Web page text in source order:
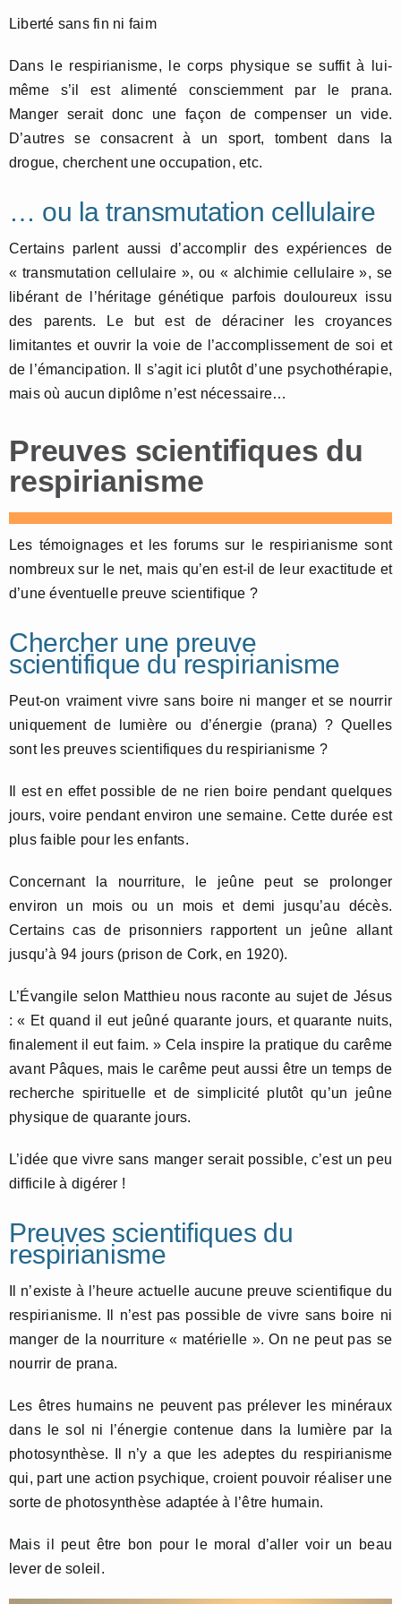
Liberté sans fin ni faim
Dans le respirianisme, le corps physique se suffit à lui-
même s’il est alimenté consciemment par le prana.
Manger serait donc une façon de compenser un vide.
D’autres se consacrent à un sport, tombent dans la
drogue, cherchent une occupation, etc.
… ou la transmutation cellulaire
Certains parlent aussi d’accomplir des expériences de
« transmutation cellulaire », ou « alchimie cellulaire », se
libérant de l’héritage génétique parfois douloureux issu
des parents. Le but est de déraciner les croyances
limitantes et ouvrir la voie de l’accomplissement de soi et
de l’émancipation. Il s’agit ici plutôt d’une psychothérapie,
mais où aucun diplôme n’est nécessaire…
Preuves scientifiques du
respirianisme
Les témoignages et les forums sur le respirianisme sont
nombreux sur le net, mais qu’en est-il de leur exactitude et
d’une éventuelle preuve scientifique ?
Chercher une preuve
scientifique du respirianisme
Peut-on vraiment vivre sans boire ni manger et se nourrir
uniquement de lumière ou d’énergie (prana) ? Quelles
sont les preuves scientifiques du respirianisme ?
Il est en effet possible de ne rien boire pendant quelques
jours, voire pendant environ une semaine. Cette durée est
plus faible pour les enfants.
Concernant la nourriture, le jeûne peut se prolonger
environ un mois ou un mois et demi jusqu’au décès.
Certains cas de prisonniers rapportent un jeûne allant
jusqu’à 94 jours (prison de Cork, en 1920).
L’Évangile selon Matthieu nous raconte au sujet de Jésus
: « Et quand il eut jeûné quarante jours, et quarante nuits,
finalement il eut faim. » Cela inspire la pratique du carême
avant Pâques, mais le carême peut aussi être un temps de
recherche spirituelle et de simplicité plutôt qu’un jeûne
physique de quarante jours.
L’idée que vivre sans manger serait possible, c’est un peu
difficile à digérer !
Preuves scientifiques du
respirianisme
Il n’existe à l’heure actuelle aucune preuve scientifique du
respirianisme. Il n’est pas possible de vivre sans boire ni
manger de la nourriture « matérielle ». On ne peut pas se
nourrir de prana.
Les êtres humains ne peuvent pas prélever les minéraux
dans le sol ni l’énergie contenue dans la lumière par la
photosynthèse. Il n’y a que les adeptes du respirianisme
qui, part une action psychique, croient pouvoir réaliser une
sorte de photosynthèse adaptée à l’être humain.
Mais il peut être bon pour le moral d’aller voir un beau
lever de soleil.